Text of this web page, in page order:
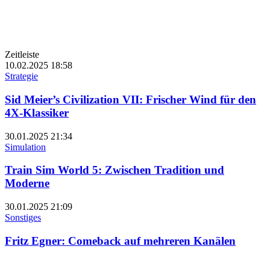
Zeitleiste
10.02.2025 18:58
Strategie
Sid Meier’s Civilization VII: Frischer Wind für den
4X-Klassiker
30.01.2025 21:34
Simulation
Train Sim World 5: Zwischen Tradition und
Moderne
30.01.2025 21:09
Sonstiges
Fritz Egner: Comeback auf mehreren Kanälen